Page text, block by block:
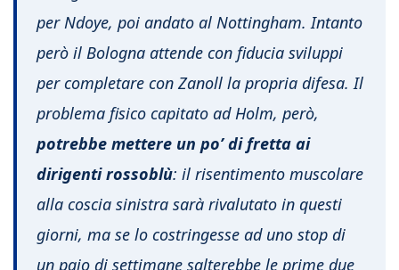
per Ndoye, poi andato al Nottingham. Intanto
però il Bologna attende con fiducia sviluppi
per completare con Zanoll la propria difesa. Il
problema fisico capitato ad Holm, però,
potrebbe mettere un po’ di fretta ai
dirigenti rossoblù: il risentimento muscolare
alla coscia sinistra sarà rivalutato in questi
giorni, ma se lo costringesse ad uno stop di
un paio di settimane salterebbe le prime due